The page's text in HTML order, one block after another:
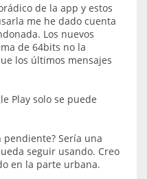
de la app y estos
me he dado cuenta
Los nuevos
de 64bits no la
los últimos mensajes
Play solo se puede
pendiente? Sería una
seguir usando. Creo
en la parte urbana.